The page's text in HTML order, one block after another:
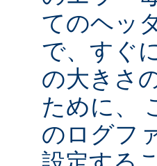
てのヘッ
で、すぐ
の大きさ
ために、
のログフ